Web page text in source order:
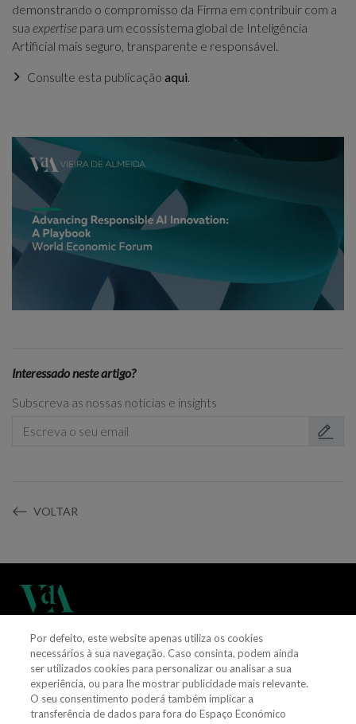
demonstrando o compromisso da Firma em contribuir com a
sua expertise para um ecossistema global de Inteligência
Artificial mais seguro, transparente e responsável.
Consulte esta publicaçãoaqui
Interessado neste artigo?
Subscreva as nossas notícias e insights
VOLTAR
(+351) 21 311 3400
vieiradealmeida@vda.pt
Por defeito, este website apenas utiliza os cookies
necessários à sua navegação. Caso consinta, podem ainda
ser utilizados cookies para personalizar ou analisar a sua
experiência, ou para lhe mostrar publicidade mais relevante.
O seu consentimento poderá também implicar a
transferência de dados para fora do Espaço Económico